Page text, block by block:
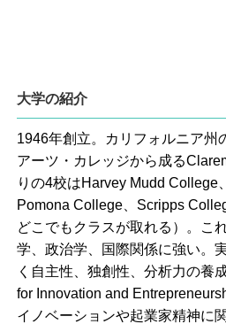
大学の紹介
1946年創立。カリフォルニア州
アーツ・カレッジから成る
りの4校はHarvey Mudd College
Pomona College、Scripps
どこでもクラスが取れる）。こ
学、政治学、国際関係に強い。
く自主性、独創性、分析力の養
for Innovation and
イノベーションや起業家精神に